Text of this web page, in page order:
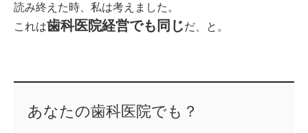
読み終えた時、私は考えました。
これは歯科医院経営でも同じだ、と。
あなたの歯科医院でも？